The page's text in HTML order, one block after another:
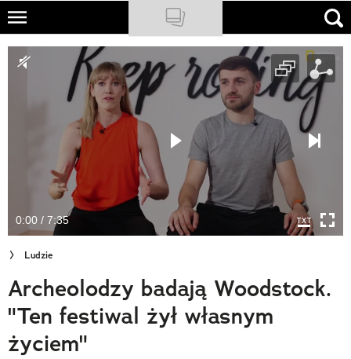
Skip
main
NATIONAL GEOGRAPHIC
TRAVELER
PODCASTY
Newsletter
Cuda Polski
Wielki Konkurs Fotograficzny
Trendbook Podróżniczy
Polecane
0:00 / 7:35
Ludzie
Archeolodzy badają Woodstock.
"Ten festiwal żył własnym
życiem"